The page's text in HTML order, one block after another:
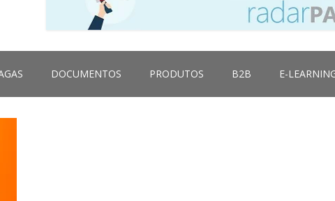
DOCUMENTOS PRODUTOS B2B E-